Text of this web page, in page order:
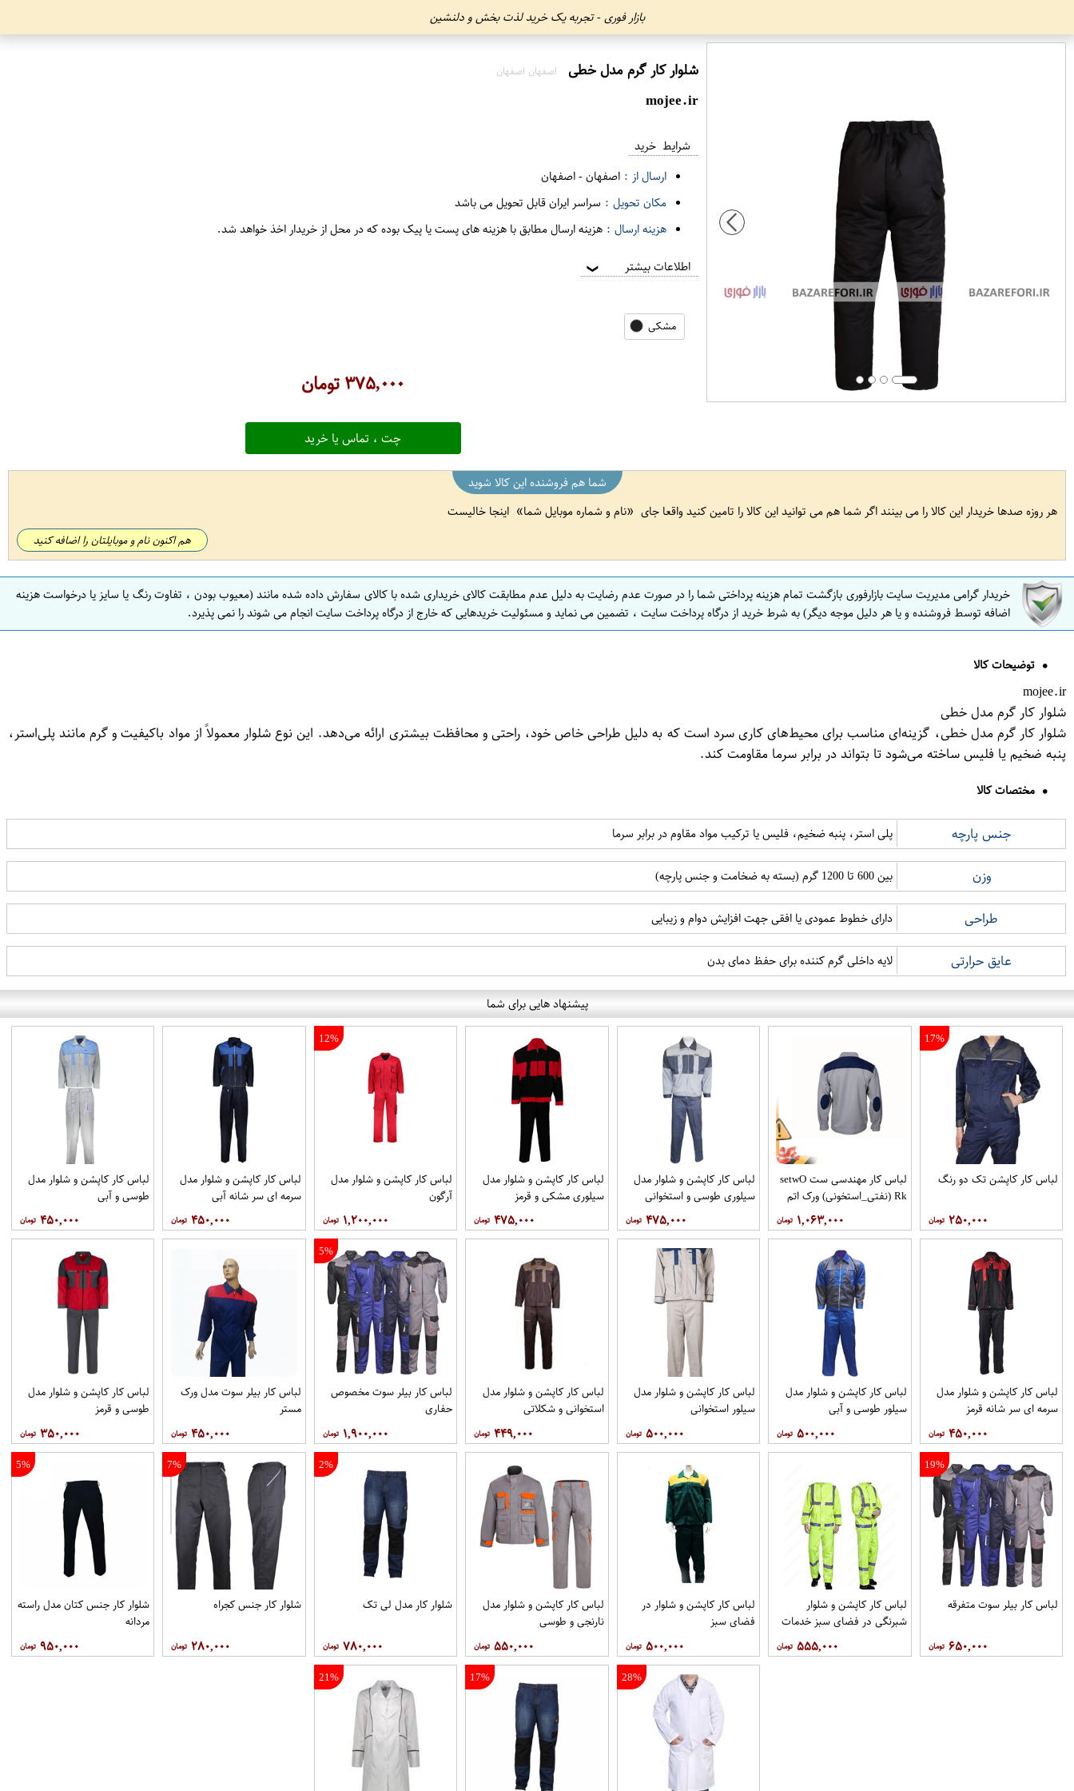
بازار فوری - تجربه یک خرید لذت بخش و دلنشین
شلوار کار گرم مدل خطی اصفهان اصفهان
mojee.ir
شرایط خرید
ارسال از : اصفهان-اصفهان
مکان تحویل : سراسر ایران قابل تحویل می باشد
هزینه ارسال : هزینه ارسال مطابق با هزینه های پست یا پیک بوده که در محل از خریدار اخذ خواهد شد.
اطلاعات بیشتر ❯
مشکی
۳۷۵,۰۰۰تومان
چت ، تماس یا خرید
شما هم فروشنده این کالا شوید
هر روزه صدها خریدار این کالا را می بینند اگر شما هم می توانید این کالا را تامین کنید واقعا جای
نام و شماره موبایل شما اینجا خالیست
هم اکنون نام و موبایلتان را اضافه کنید
خریدار گرامی مدیریت سایت بازارفوری بازگشت تمام هزینه پرداختی شما را در صورت عدم رضایت به دلیل عدم مطابقت کالای خریداری شده با کالای سفارش داده شده مانند (معیوب بودن ، تفاوت رنگ یا سایز یا درخواست هزینه
اضافه توسط فروشنده و یا هر دلیل موجه دیگر) به شرط خرید از درگاه پرداخت سایت ، تضمین می نماید و مسئولیت خریدهایی که خارج از درگاه پرداخت سایت انجام می شوند را نمی پذیرد.
توضیحات کالا
mojee.ir
شلوار کار گرم مدل خطی
شلوار کار گرم مدل خطی، گزینه‌ای مناسب برای محیط‌های کاری سرد است که به دلیل طراحی خاص خود، راحتی و محافظت بیشتری ارائه می‌دهد. این نوع شلوار معمولاً از مواد باکیفیت و گرم مانند پلی‌استر،
پنبه ضخیم یا فلیس ساخته می‌شود تا بتواند در برابر سرما مقاومت کند.
مختصات کالا
جنس پارچه پلی استر، پنبه ضخیم، فلیس یا ترکیب مواد مقاوم در برابر سرما
وزن بین 600 تا 1200 گرم (بسته به ضخامت و جنس پارچه)
طراحی دارای خطوط عمودی یا افقی جهت افزایش دوام و زیبایی
عایق حرارتی لایه داخلی گرم کننده برای حفظ دمای بدن
پیشنهاد هایی برای شما
17%
لباس کار کاپشن تک دو رنگ
۲۵۰,۰۰۰
لباس کار مهندسی ست setwO​
Rk (نفتی_استخونی) ورک اتم
۱,۰۶۳,۰۰۰
لباس کار کاپشن و شلوار مدل
سيلوری طوسی و استخوانی
۴۷۵,۰۰۰
لباس کار کاپشن و شلوار مدل
سیلوری مشکی و قرمز
۴۷۵,۰۰۰
12%
لباس کار کاپشن و شلوار مدل
آرگون
۱,۲۰۰,۰۰۰
لباس کار کاپشن و شلوار مدل
سرمه ای سر شانه آبی
۴۵۰,۰۰۰
لباس کار کاپشن و شلوار مدل
طوسی و آبی
۴۵۰,۰۰۰
لباس کار کاپشن و شلوار مدل
سرمه ای سر شانه قرمز
۴۵۰,۰۰۰
لباس کار کاپشن و شلوار مدل
سیلور طوسی و آبی
۵۰۰,۰۰۰
لباس کار کاپشن و شلوار مدل
سیلور استخوانی
۵۰۰,۰۰۰
لباس کار کاپشن و شلوار مدل
استخوانی و شکلاتی
۴۴۹,۰۰۰
5%
لباس کار بیلر سوت مخصوص
حفاری
۱,۹۰۰,۰۰۰
لباس کار بیلر سوت مدل ورک
مستر
۴۵۰,۰۰۰
لباس کار کاپشن و شلوار مدل
طوسی و قرمز
۳۵۰,۰۰۰
19%
لباس کار بیلر سوت متفرقه
۶۵۰,۰۰۰
لباس کار کاپشن و شلوار
شبرنگی در فضای سبز خدمات
۵۵۵,۰۰۰
لباس کار کاپشن و شلوار در
فضای سبز
۵۰۰,۰۰۰
لباس کار کاپشن و شلوار مدل
نارنجی و طوسی
۵۵۰,۰۰۰
2%
شلوار کار مدل لی تک
۷۸۰,۰۰۰
7%
شلوار کار جنس کجراه
۲۸۰,۰۰۰
5%
شلوار کار جنس کتان مدل راسته
مردانه
۹۵۰,۰۰۰
28%
17%
21%